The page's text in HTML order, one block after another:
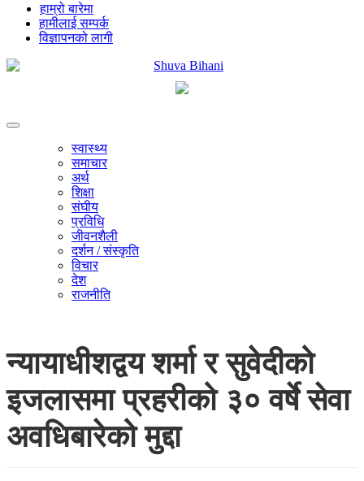
हाम्रो बारेमा
हामीलाई सम्पर्क
विज्ञापनको लागी
स्वास्थ्य
समाचार
अर्थ
शिक्षा
संघीय
प्रविधि
जीवनशैली
दर्शन / संस्कृति
विचार
देश
राजनीति
न्यायाधीशद्वय शर्मा र सुवेदीको
इजलासमा प्रहरीको ३० वर्षे सेवा
अवधिबारेको मुद्दा